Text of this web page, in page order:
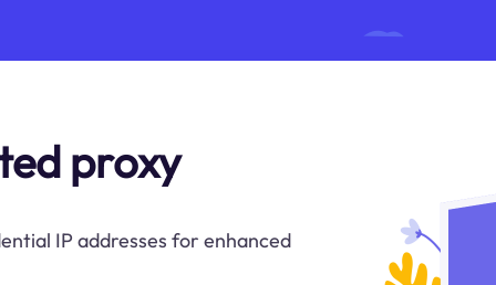
proxy
IP addresses for enhanced